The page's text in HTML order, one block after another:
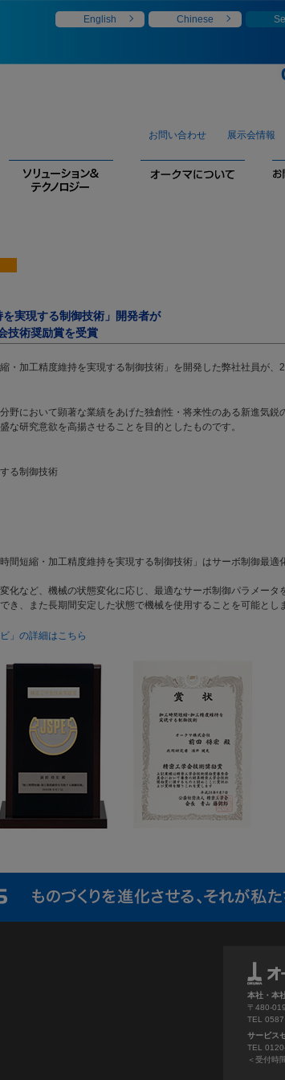
English Chinese
お問い合わせ 展示会情報
を実現する制御技術」開発者が
技術奨励賞を受賞
・加工精度維持を実現する制御技術」を開発した弊社社員が
野において顕著な業績をあげた独創性・将来性のある新進気鋭
な研究意欲を高揚させることを目的としたものです。
る制御技術
間短縮・加工精度維持を実現する制御技術」はサーボ制御最適
化など、機械の状態変化に応じ、最適なサーボ制御パラメー
き、また長期間安定した状態で機械を使用することを可能とし
」の詳細はこちら
本社・本
〒480-
TEL
サービス
TEL
＜受付時